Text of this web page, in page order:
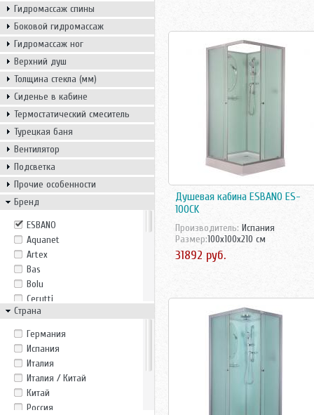
Гидромассаж спины
Боковой гидромассаж
Гидромассаж ног
Верхний душ
Толщина стекла (мм)
Сиденье в кабине
Термостатический смеситель
Турецкая баня
Вентилятор
Подсветка
Прочие особенности
Бренд
ESBANO
Aquanet
Artex
Bas
Bolu
Cerutti
Eago
Erlit
Fiinn
Frank
GROSSMAN
Gustavsberg
LanMeng
Страна
Германия
Испания
Италия
Италия / Китай
Китай
Росcия
Душевая кабина ESBANO ES-
100CK
Производитель: Испания
Размер:100x100x210 см
31892 руб.